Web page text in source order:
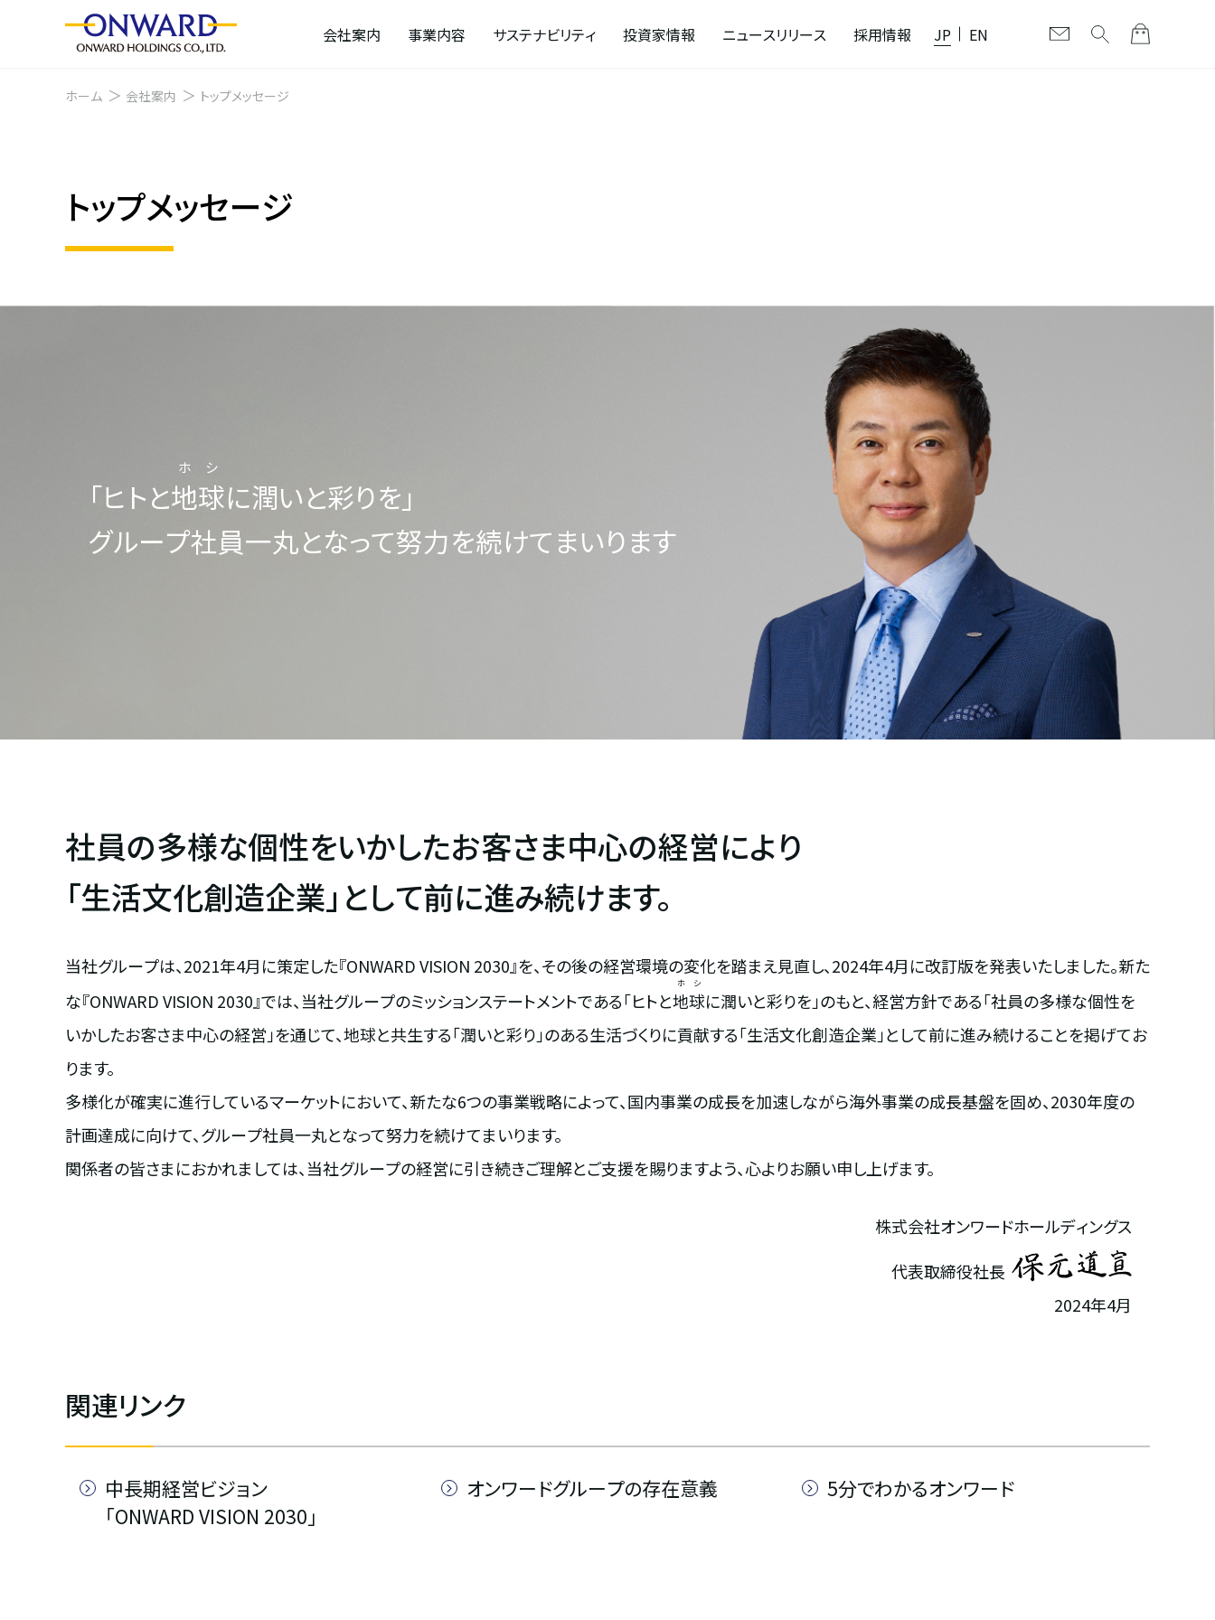
JP EN
会社案内 事業内容 サステナビリティ 投資家情報 ニュースリリース 採用情報
ホーム 会社案内 トップメッセージ
トップメッセージ
「ヒトと地球
ホシ
に潤いと彩りを」
グループ社員一丸となって努力を続けてまいります
社員の多様な個性をいかしたお客さま中心の経営により
「生活文化創造企業」として前に進み続けます。
当社グループは、2021年4月に策定した『ONWARD VISION 2030』を、その後の経営環境の変化を踏まえ見直し、2024年4月に改訂版を発表いたしました。新た
な『ONWARD VISION 2030』では、当社グループのミッションステートメントである「ヒトと地球
ホシ
に潤いと彩りを」のもと、経営方針である「社員の多様な個性を
いかしたお客さま中心の経営」を通じて、地球と共生する「潤いと彩り」のある生活づくりに貢献する「生活文化創造企業」として前に進み続けることを掲げてお
ります。
多様化が確実に進行しているマーケットにおいて、新たな6つの事業戦略によって、国内事業の成長を加速しながら海外事業の成長基盤を固め、2030年度の
計画達成に向けて、グループ社員一丸となって努力を続けてまいります。
関係者の皆さまにおかれましては、当社グループの経営に引き続きご理解とご支援を賜りますよう、心よりお願い申し上げます。
株式会社オンワードホールディングス
代表取締役社長
2024年4月
関連リンク
中長期経営ビジョン
「ONWARD VISION 2030」
オンワードグループの存在意義 5分でわかるオンワード